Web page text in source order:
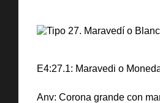
E4:27.1: Maravedi o
Anv: Corona grande con